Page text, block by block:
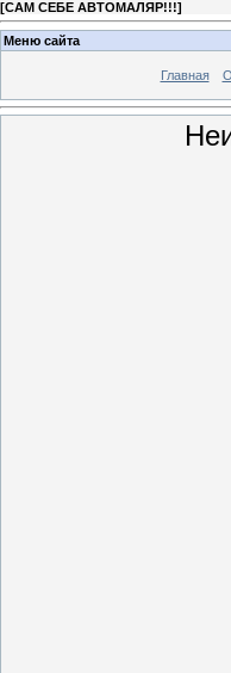
[САМ СЕБЕ АВТОМАЛЯР!!!]
Меню сайта
Главная